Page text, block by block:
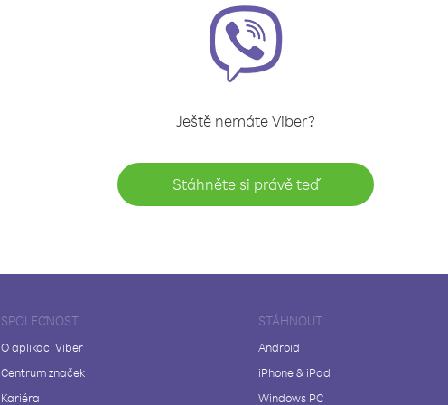
Ještě nemáte Viber?
Stáhněte si právě teď
SPOLEČNOST
O aplikaci Viber
Centrum značek
Kariéra
STÁHNOUT
Android
iPhone & iPad
Windows PC